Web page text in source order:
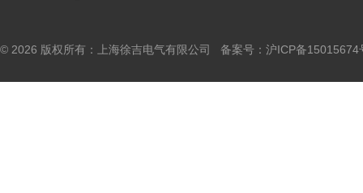
© 2026 版权所有：上海徐吉电气有限公司 备案号： 沪ICP备15015674